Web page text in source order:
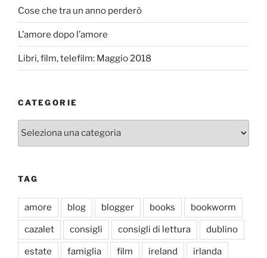
Cose che tra un anno perderò
L’amore dopo l’amore
Libri, film, telefilm: Maggio 2018
CATEGORIE
Categorie
TAG
amore blog blogger books bookworm
cazalet consigli consigli di lettura dublino
estate famiglia film ireland irlanda